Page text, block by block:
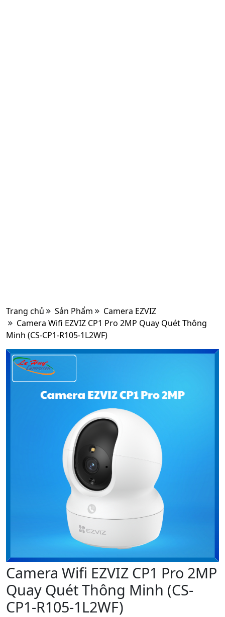
Trang chủ Sản Phẩm
Camera EZVIZ
Camera Wifi EZVIZ CP1 Pro 2MP Quay Quét Thông
Minh (CS-CP1-R105-1L2WF)
Camera Wifi EZVIZ CP1 Pro 2MP
Quay Quét Thông Minh (CS-
CP1-R105-1L2WF)